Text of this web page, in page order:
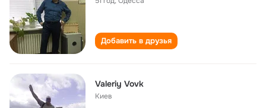
Добавить в друзья
Valeriy Vovk
Киев